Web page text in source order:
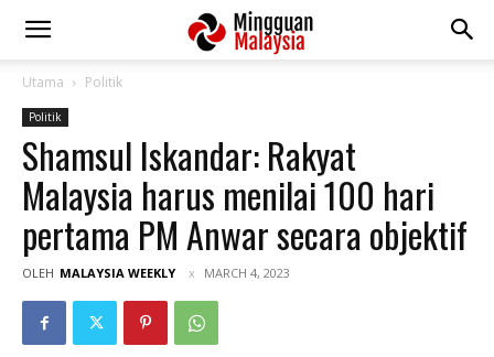
Utama Politik
Politik
Shamsul Iskandar: Rakyat
Malaysia harus menilai 100 hari
pertama PM Anwar secara objektif
OLEH MALAYSIA WEEKLY MARCH 4, 2023